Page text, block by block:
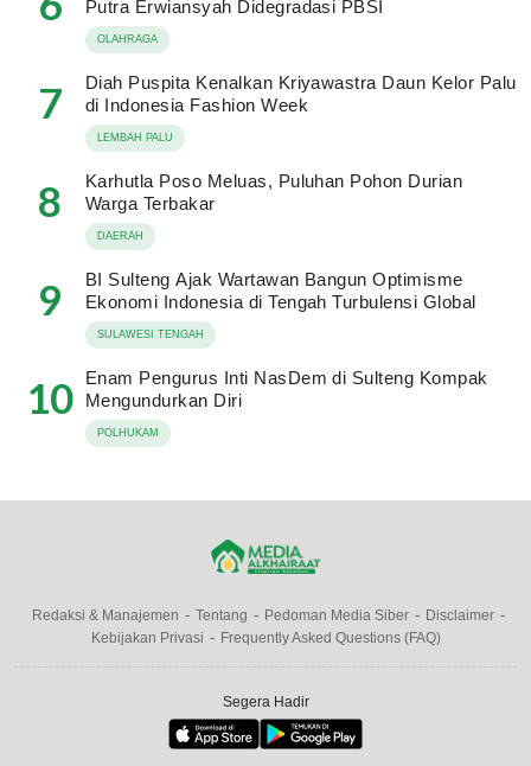
Putra Erwiansyah Didegradasi PBSI
OLAHRAGA
7
Diah Puspita Kenalkan Kriyawastra Daun Kelor Palu
di Indonesia Fashion Week
LEMBAH PALU
8
Karhutla Poso Meluas, Puluhan Pohon Durian
Warga Terbakar
DAERAH
9
BI Sulteng Ajak Wartawan Bangun Optimisme
Ekonomi Indonesia di Tengah Turbulensi Global
SULAWESI TENGAH
10
Enam Pengurus Inti NasDem di Sulteng Kompak
Mengundurkan Diri
POLHUKAM
Redaksi & Manajemen Tentang Pedoman Media Siber
Disclaimer
Kebijakan Privasi
Frequently Asked Questions (FAQ)
Segera Hadir